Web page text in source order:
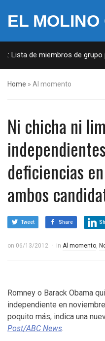
EL MOLINO
Lista de miembros de grupo
Home » Al momento
Ni chicha ni
deficiencias
ambos
Tweet Share
on 06/13/2012 in Al momento,
Romney o Barack Obama
independiente en
poquito más, indica una
Post/ABC News.